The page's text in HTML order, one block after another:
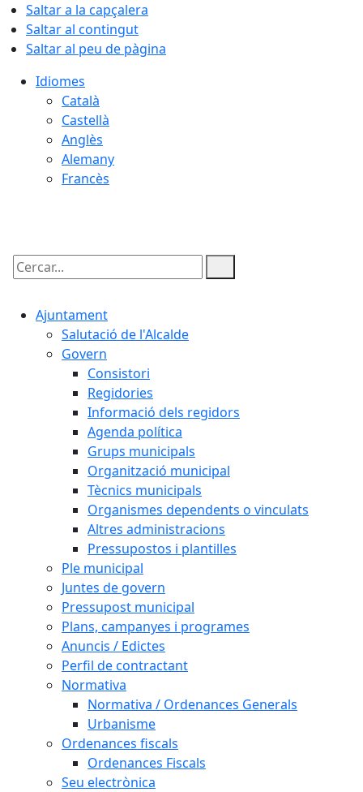
Saltar a la capçalera
Saltar al contingut
Saltar al peu de pàgina
Idiomes
Català
Castellà
Anglès
Alemany
Francès
Cercar:
Ajuntament
Salutació de l'Alcalde
Govern
Consistori
Regidories
Informació dels regidors
Agenda política
Grups municipals
Organització municipal
Tècnics municipals
Organismes dependents o vinculats
Altres administracions
Pressupostos i plantilles
Ple municipal
Juntes de govern
Pressupost municipal
Plans, campanyes i programes
Anuncis / Edictes
Perfil de contractant
Normativa
Normativa / Ordenances Generals
Urbanisme
Ordenances fiscals
Ordenances Fiscals
Seu electrònica